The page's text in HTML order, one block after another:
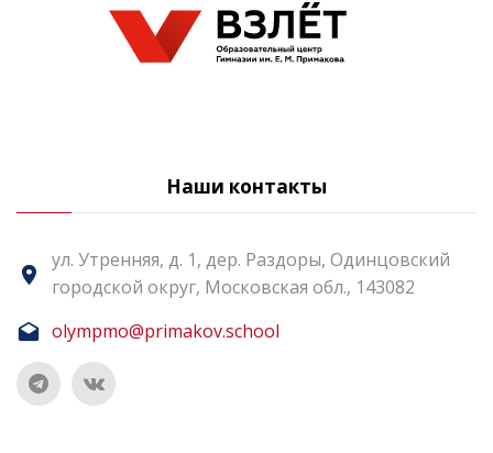
Наши контакты
ул. Утренняя, д. 1, дер. Раздоры, Одинцовский
городской округ, Московская обл., 143082
olympmo@primakov.school